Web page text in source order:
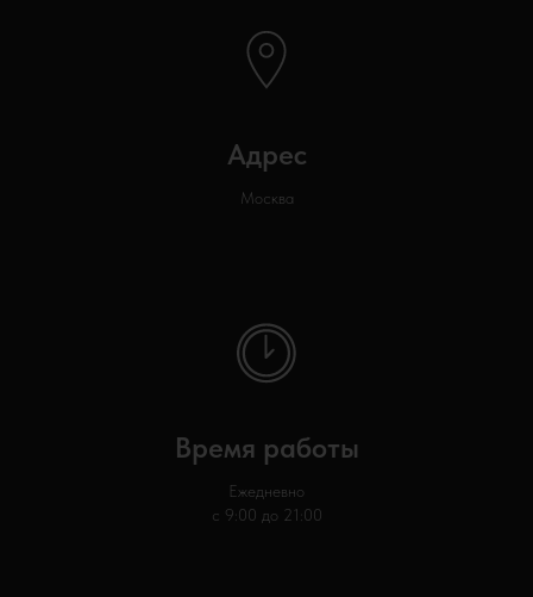
Адрес
Москва
Время работы
Ежедневно
с 9:00 до 21:00